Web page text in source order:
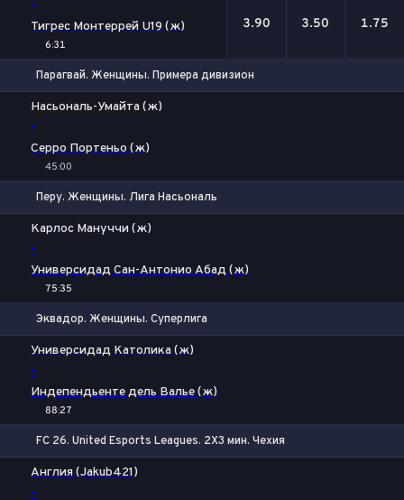
-
Тигрес Монтеррей U19 (ж)
6:31
3.90 3.50 1.75
Парагвай. Женщины. Примера дивизион
Насьональ-Умайта (ж)
-
Серро Портеньо (ж)
45:00
Перу. Женщины. Лига Насьональ
Карлос Мануччи (ж)
-
Универсидад Сан-Антонио Абад (ж)
75:35
Эквадор. Женщины. Суперлига
Универсидад Католика (ж)
-
Индепендьенте дель Валье (ж)
88:27
FC 26. United Esports Leagues. 2X3 мин. Чехия
Англия (Jakub421)
-